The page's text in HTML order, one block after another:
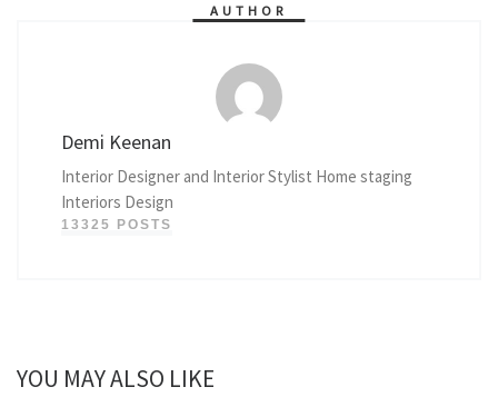
AUTHOR
Demi Keenan
Interior Designer and Interior Stylist Home staging
Interiors Design
13325 POSTS
YOU MAY ALSO LIKE